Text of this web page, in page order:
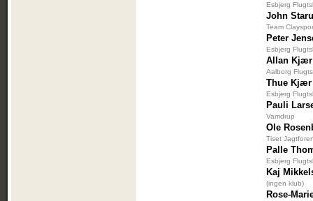
Esbjerg
John
Team
Peter
Esbjerg
Allan Kjær
Aalborg
Thue Kjær
Esbjerg
Pauli
Vamdrup
Ole
Tiset
Palle
Esbjerg
Kaj
(ingen klub)
Rose-